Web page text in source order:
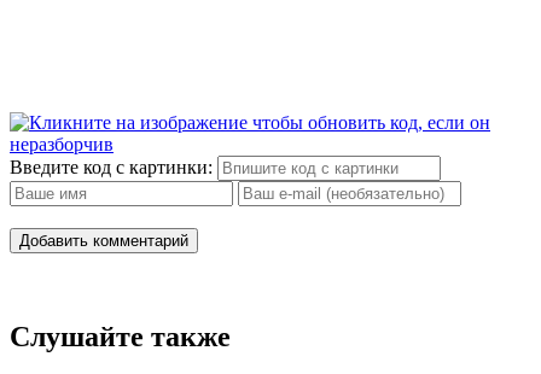
Введите код с картинки:
Добавить комментарий
Слушайте также